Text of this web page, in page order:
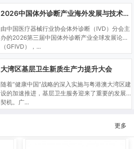
2026中国体外诊断产业海外发展与技术创新大会
由中国医疗器械行业协会体外诊断（IVD）分会主
办的2026第三届中国体外诊断产业全球发展论坛
（GFIVD），...
大湾区基层卫生新质生产力提升大会
随着“健康中国”战略的深入实施与粤港澳大湾区建
设的加速推进，基层卫生服务迎来了重要的发展
契机。广...
更多